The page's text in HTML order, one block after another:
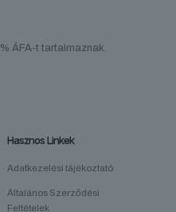
ÁFA-t tartalmaznak.
Hasznos Linkek
Adatkezelési tájékoztató
Általános Szerződési
Feltételek